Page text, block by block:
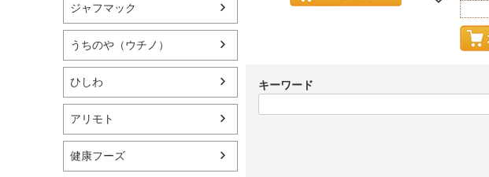
ジャフマック
うちのや（ウチノ）
ひしわ
アリモト
健康フーズ
キーワード